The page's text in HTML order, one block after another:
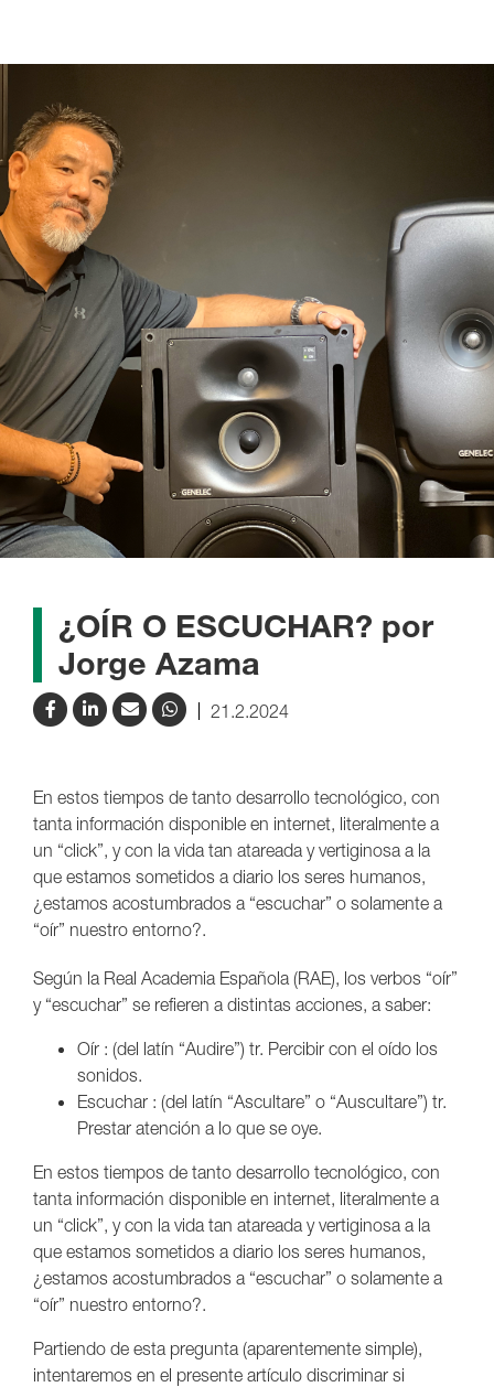
¿OÍR O ESCUCHAR? por
Jorge Azama
21.2.2024
En estos tiempos de tanto desarrollo tecnológico, con
tanta información disponible en internet, literalmente a
un “click”, y con la vida tan atareada y vertiginosa a la
que estamos sometidos a diario los seres humanos,
¿estamos acostumbrados a “escuchar” o solamente a
“oír” nuestro entorno?.
Según la Real Academia Española (RAE), los verbos “oír”
y “escuchar” se refieren a distintas acciones, a saber:
Oír : (del latín “Audire”) tr. Percibir con el oído los
sonidos.
Escuchar : (del latín “Ascultare” o “Auscultare”) tr.
Prestar atención a lo que se oye.
En estos tiempos de tanto desarrollo tecnológico, con
tanta información disponible en internet, literalmente a
un “click”, y con la vida tan atareada y vertiginosa a la
que estamos sometidos a diario los seres humanos,
¿estamos acostumbrados a “escuchar” o solamente a
“oír” nuestro entorno?.
Partiendo de esta pregunta (aparentemente simple),
intentaremos en el presente artículo discriminar si